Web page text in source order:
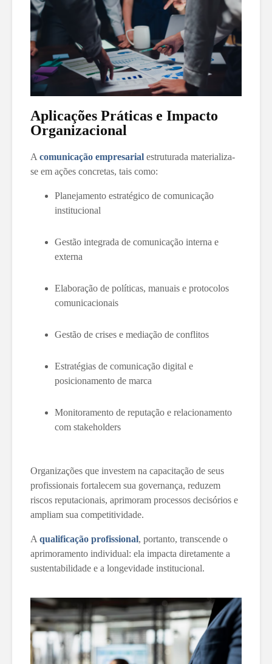
Aplicações Práticas e Impacto
Organizacional
A comunicação empresarial estruturada materializa-
se em ações concretas, tais como:
Planejamento estratégico de comunicação
institucional
Gestão integrada de comunicação interna e
externa
Elaboração de políticas, manuais e protocolos
comunicacionais
Gestão de crises e mediação de conflitos
Estratégias de comunicação digital e
posicionamento de marca
Monitoramento de reputação e relacionamento
com stakeholders
Organizações que investem na capacitação de seus
profissionais fortalecem sua governança, reduzem
riscos reputacionais, aprimoram processos decisórios e
ampliam sua competitividade.
A qualificação profissional, portanto, transcende o
aprimoramento individual: ela impacta diretamente a
sustentabilidade e a longevidade institucional.